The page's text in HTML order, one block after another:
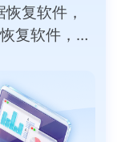
复软件，
复软件，外